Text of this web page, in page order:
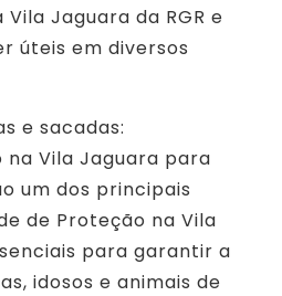
Jaguara da RGR e
úteis em diversos
e sacadas:
Vila Jaguara para
um dos principais
de Proteção na Vila
para garantir a
idosos e animais de